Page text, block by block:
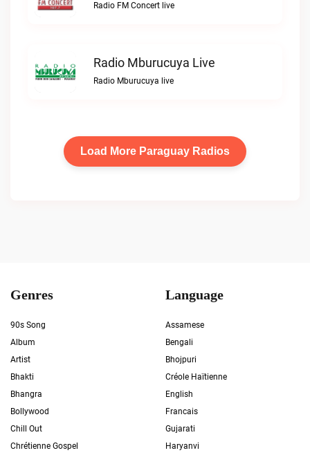
Radio FM Concert live
Radio Mburucuya Live
Radio Mburucuya live
Load More Paraguay Radios
Genres
90s Song
Album
Artist
Bhakti
Bhangra
Bollywood
Chill Out
Chrétienne Gospel
Language
Assamese
Bengali
Bhojpuri
Créole Haïtienne
English
Francais
Gujarati
Haryanvi